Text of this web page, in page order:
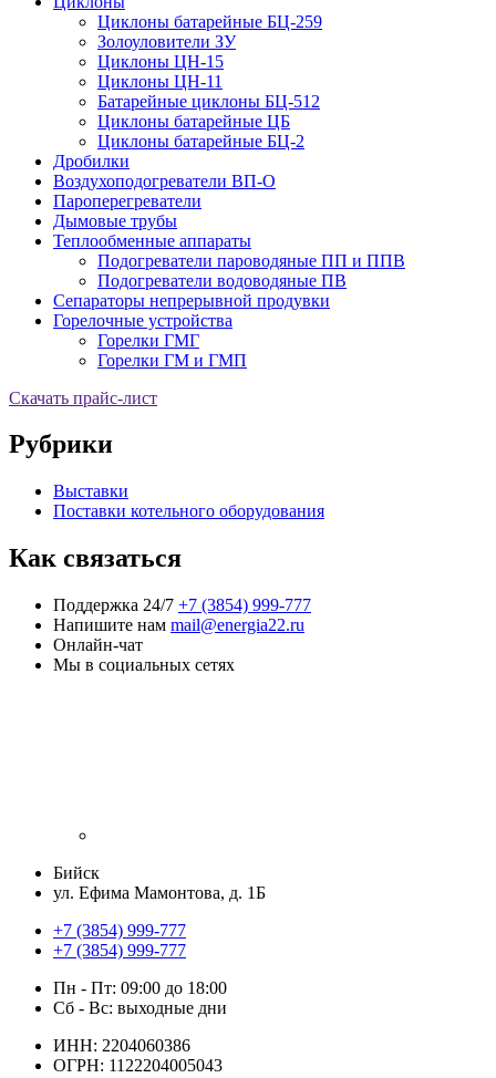
Циклоны батарейные БЦ-259
Золоуловители ЗУ
Циклоны ЦН-15
Циклоны ЦН-11
Батарейные циклоны БЦ-512
Циклоны батарейные ЦБ
Циклоны батарейные БЦ-2
Дробилки
Воздухоподогреватели ВП-О
Пароперегреватели
Дымовые трубы
Теплообменные аппараты
Подогреватели пароводяные ПП и ППВ
Подогреватели водоводяные ПВ
Сепараторы непрерывной продувки
Горелочные устройства
Горелки ГМГ
Горелки ГМ и ГМП
Скачать прайс-лист
Рубрики
Выставки
Поставки котельного оборудования
Как связаться
Поддержка 24/7 +7 (3854) 999-777
Напишите нам mail@energia22.ru
Онлайн-чат
Мы в социальных сетях
Бийск
ул. Ефима Мамонтова, д. 1Б
+7 (3854) 999-777
+7 (3854) 999-777
Пн - Пт: 09:00 до 18:00
Сб - Вс: выходные дни
ИНН: 2204060386
ОГРН: 1122204005043